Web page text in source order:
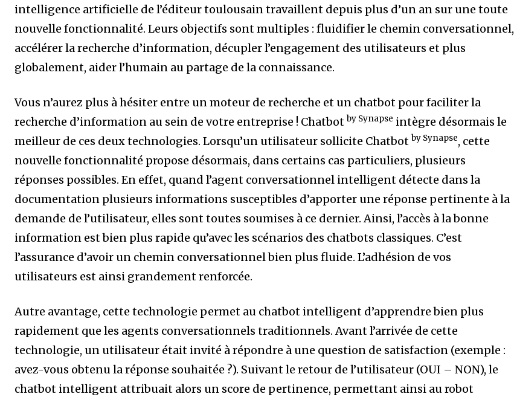
intelligence artificielle de l’éditeur toulousain travaillent depuis plus d’un an sur une toute
nouvelle fonctionnalité. Leurs objectifs sont multiples : fluidifier le chemin conversationnel,
accélérer la recherche d’information, décupler l’engagement des utilisateurs et plus
globalement, aider l’humain au partage de la connaissance.
Vous n’aurez plus à hésiter entre un moteur de recherche et un chatbot pour faciliter la
recherche d’information au sein de votre entreprise ! Chatbot by Synapse intègre désormais le
meilleur de ces deux technologies. Lorsqu’un utilisateur sollicite Chatbot by Synapse, cette
nouvelle fonctionnalité propose désormais, dans certains cas particuliers, plusieurs
réponses possibles. En effet, quand l’agent conversationnel intelligent détecte dans la
documentation plusieurs informations susceptibles d’apporter une réponse pertinente à la
demande de l’utilisateur, elles sont toutes soumises à ce dernier. Ainsi, l’accès à la bonne
information est bien plus rapide qu’avec les scénarios des chatbots classiques. C’est
l’assurance d’avoir un chemin conversationnel bien plus fluide. L’adhésion de vos
utilisateurs est ainsi grandement renforcée.
Autre avantage, cette technologie permet au chatbot intelligent d’apprendre bien plus
rapidement que les agents conversationnels traditionnels. Avant l’arrivée de cette
technologie, un utilisateur était invité à répondre à une question de satisfaction (exemple :
avez-vous obtenu la réponse souhaitée ?). Suivant le retour de l’utilisateur (OUI – NON), le
chatbot intelligent attribuait alors un score de pertinence, permettant ainsi au robot